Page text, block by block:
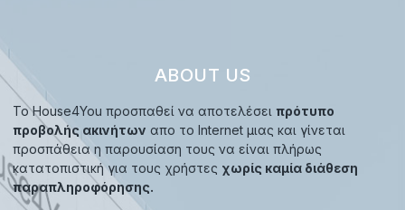
ABOUT US
Το House4You προσπαθεί να αποτελέσει πρότυπο
προβολής ακινήτων απο το Internet μιας και γίνεται
προσπάθεια η παρουσίαση τους να είναι πλήρως
κατατοπιστική για τους χρήστες χωρίς καμία διάθεση
παραπληροφόρησης.